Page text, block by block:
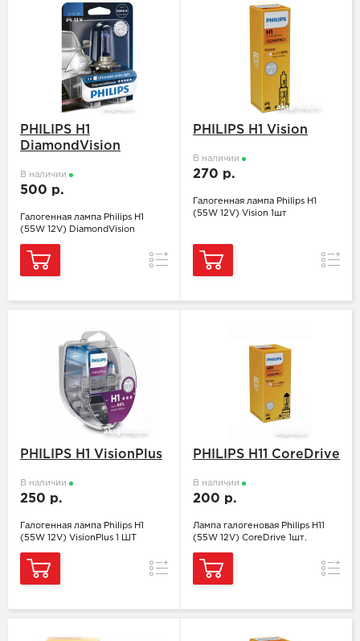
PHILIPS H1
DiamondVision
В наличии
500 р.
Галогенная лампа Philips H1
(55W 12V) DiamondVision
Сравнение
PHILIPS H1 Vision
В наличии
270 р.
Галогенная лампа Philips H1
(55W 12V) Vision 1шт
PHILIPS H1 VisionPlus
В наличии
250 р.
Галогенная лампа Philips H1
(55W 12V) VisionPlus 1 ШТ
Сравнение
PHILIPS H11 CoreDrive
В наличии
200 р.
Лампа галогеновая Philips H11
(55W 12V) CoreDrive 1шт.